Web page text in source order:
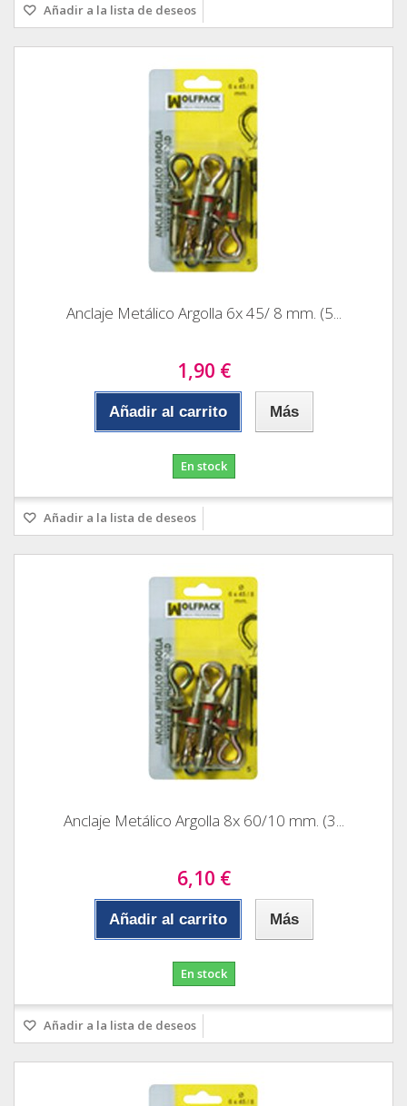
Añadir a la lista de deseos
Anclaje Metálico Argolla 6x 45/ 8 mm. (5...
1,90 €
Añadir al carrito Más
En stock
Añadir a la lista de deseos
Anclaje Metálico Argolla 8x 60/10 mm. (3...
6,10 €
Añadir al carrito Más
En stock
Añadir a la lista de deseos